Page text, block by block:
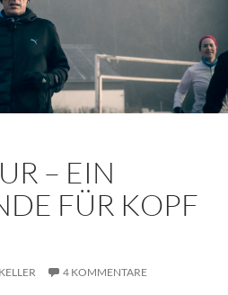
– EIN
FÜR KOPF
4 KOMMENTARE